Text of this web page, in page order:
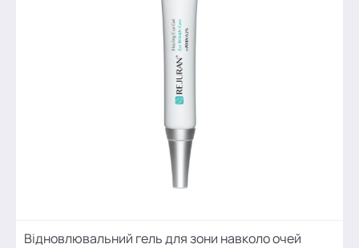
Відновлювальний гель для зони навколо очей